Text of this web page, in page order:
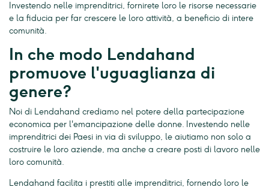
Investendo nelle imprenditrici, fornirete loro le risorse necessarie
e la fiducia per far crescere le loro attività, a beneficio di intere
comunità.
In che modo Lendahand
promuove l'uguaglianza di
genere?
Noi di Lendahand crediamo nel potere della partecipazione
economica per l'emancipazione delle donne. Investendo nelle
imprenditrici dei Paesi in via di sviluppo, le aiutiamo non solo a
costruire le loro aziende, ma anche a creare posti di lavoro nelle
loro comunità.
Lendahand facilita i prestiti alle imprenditrici, fornendo loro le